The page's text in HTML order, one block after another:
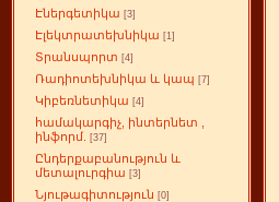
Էներգետիկա [3]
Էլեկտրատեխնիկա [1]
Տրանսպորտ [4]
Ռադիոտեխնիկա և կապ [7]
Կիբեռնետիկա [4]
համակարգիչ, ինտերնետ ,
ինֆորմ.
[37]
Ընդերքաբանություն և
մետալուրգիա [3]
Նյութագիտություն [0]